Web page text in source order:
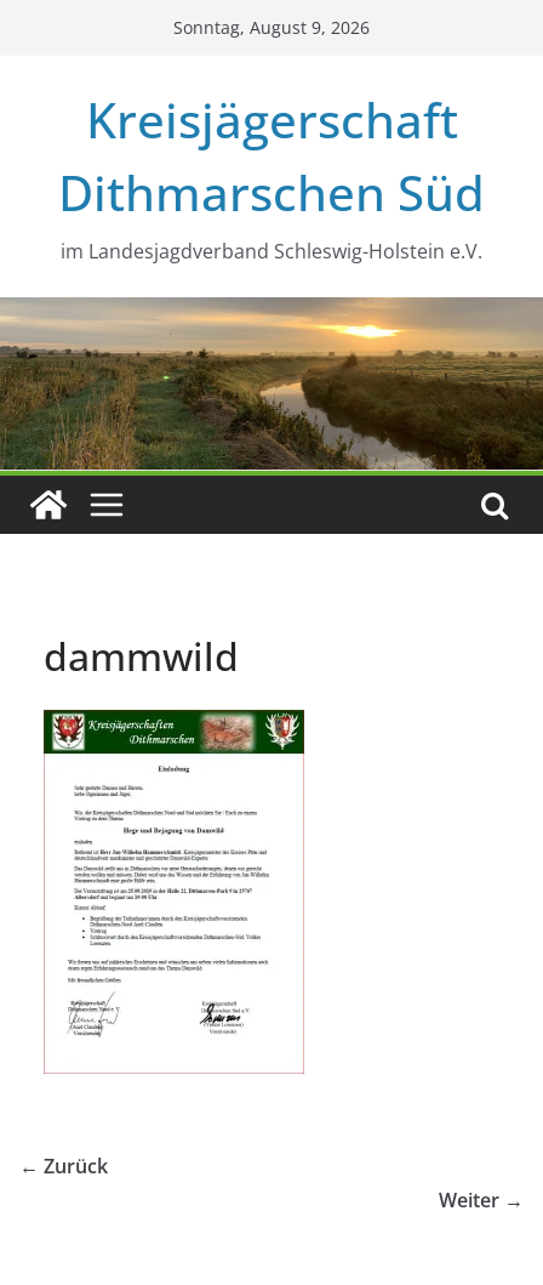
Sonntag, August 9, 2026
Kreisjägerschaft
Dithmarschen Süd
im Landesjagdverband Schleswig-Holstein e.V.
dammwild
← Zurück
Weiter →